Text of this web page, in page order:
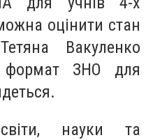
оцінити стан
Вакуленко
ЗНО для
науки та